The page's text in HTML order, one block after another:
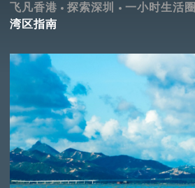
飞凡香港 探索深圳 一小时生活圈
湾区指南